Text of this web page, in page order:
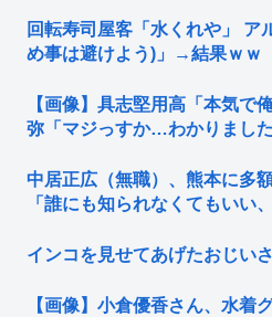
回転寿司屋客「水くれや」 ア
め事は避けよう)」→結果ｗｗ
【画像】具志堅用高「本気で
弥「マジっすか…わかりまし
中居正広（無職）、熊本に多
「誰にも知られなくてもいい
インコを見せてあげたおじい
【画像】小倉優香さん、水着